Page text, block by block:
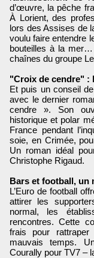
d’œuvre, la pêche
À Lorient, des
lors des Assises de
voulu faire entendre
bouteilles à la
chaînes du groupe
"Croix de cendre" :
Et puis un conseil
avec le dernier
cendre ». Son
historique et polar
France pendant
soie, en Crimée,
Un roman idéal
Christophe Rigaud.
Bars et football, un
L’Euro de football
attirer les
normal, les
rencontres. Cette
frais pour
mauvais temps.
Courally pour TV7 –